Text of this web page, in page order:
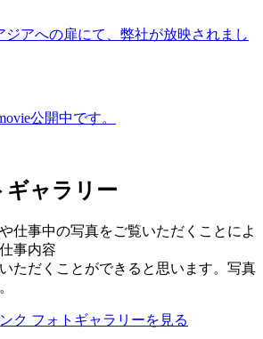
ジアへの扉にて、弊社が放映されまし
公開中です。
ギャラリー
仕事中の写真をご覧いただくことによ
事内容
ただくことができると思います。写真
フォトギャラリーを見る